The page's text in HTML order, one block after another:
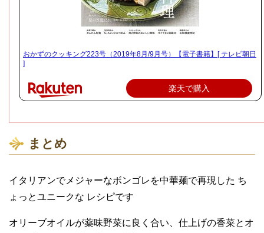
おかずのクッキング223号（2019年8月/9月号）【電子書籍】[ テレビ朝日
]
楽天で購入
まとめ
イタリアンでメジャーなボンゴレを中華麺で再現した ち
ょっとユニークな レシピです
オリーブオイルが薬味野菜に良く合い、仕上げの香菜とオ